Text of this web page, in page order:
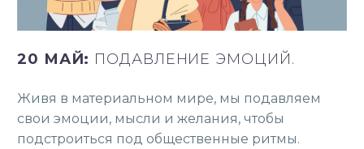
20 МАЙ: ПОДАВЛЕНИЕ ЭМОЦИЙ.
Живя в материальном мире, мы подавляем
свои эмоции, мысли и желания, чтобы
подстроиться под общественные ритмы.